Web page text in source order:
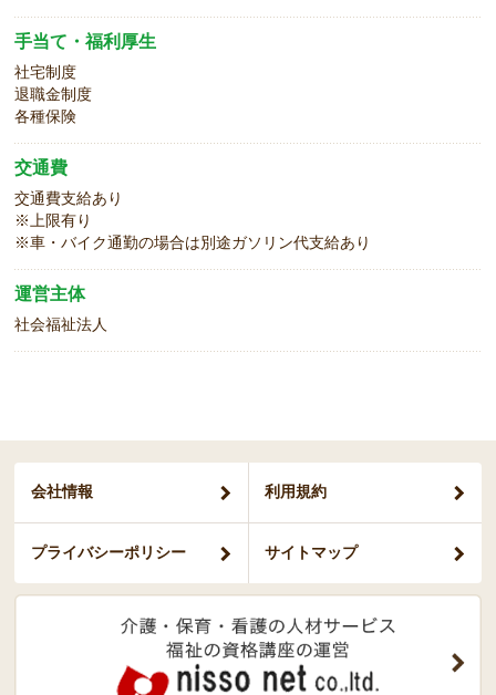
手当て・福利厚生
社宅制度
退職金制度
各種保険
交通費
交通費支給あり
※上限有り
※車・バイク通勤の場合は別途ガソリン代支給あり
運営主体
社会福祉法人
会社情報 利用規約
プライバシーポリシー サイトマップ